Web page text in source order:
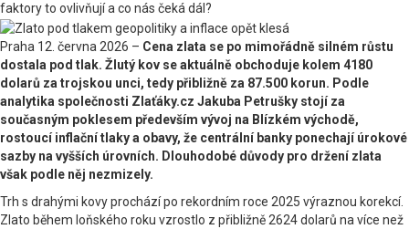
faktory to ovlivňují a co nás čeká dál?
Praha 12. června 2026 – Cena zlata se po mimořádně silném růstu
dostala pod tlak. Žlutý kov se aktuálně obchoduje kolem 4180
dolarů za trojskou unci, tedy přibližně za 87.500 korun. Podle
analytika společnosti Zlaťáky.cz Jakuba Petrušky stojí za
současným poklesem především vývoj na Blízkém východě,
rostoucí inflační tlaky a obavy, že centrální banky ponechají úrokové
sazby na vyšších úrovních. Dlouhodobé důvody pro držení zlata
však podle něj nezmizely.
Trh s drahými kovy prochází po rekordním roce 2025 výraznou korekcí.
Zlato během loňského roku vzrostlo z přibližně 2624 dolarů na více než